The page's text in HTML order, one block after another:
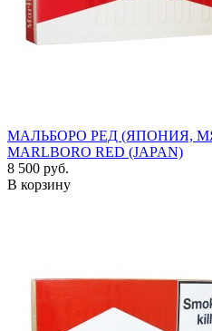
МАЛЬБОРО РЕД (ЯПОНИЯ,
MARLBORO RED (JAPAN)
8 500 руб.
В корзину